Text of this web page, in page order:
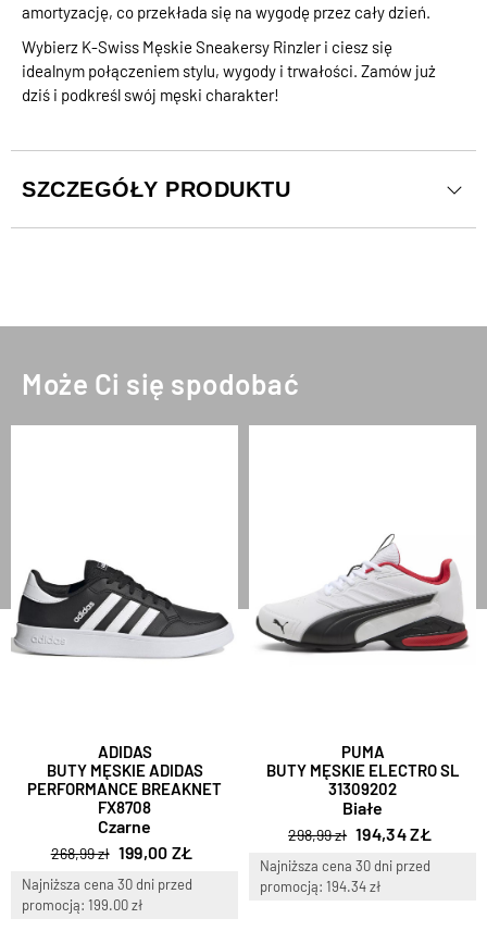
amortyzację, co przekłada się na wygodę przez cały dzień.
Wybierz K-Swiss Męskie Sneakersy Rinzler i ciesz się
idealnym połączeniem stylu, wygody i trwałości. Zamów już
dziś i podkreśl swój męski charakter!
SZCZEGÓŁY PRODUKTU
Może Ci się spodobać
ADIDAS
BUTY MĘSKIE ADIDAS
PERFORMANCE BREAKNET
FX8708
Czarne
268,99 zł 199,00 ZŁ
Najniższa cena 30 dni przed
promocją: 199.00 zł
PUMA
BUTY MĘSKIE ELECTRO SL
31309202
Białe
298,99 zł 194,34 ZŁ
Najniższa cena 30 dni przed
promocją: 194.34 zł